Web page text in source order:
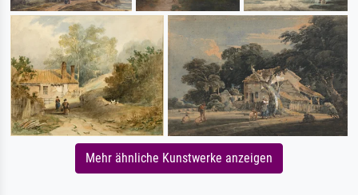
Mehr ähnliche Kunstwerke anzeigen